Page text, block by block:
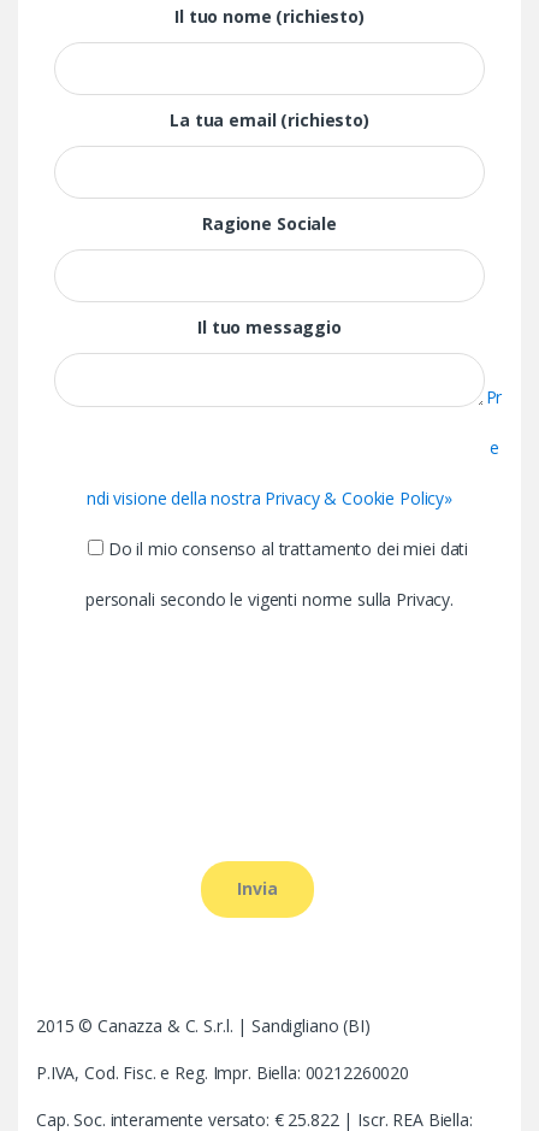
Il tuo nome (richiesto)
La tua email (richiesto)
Ragione Sociale
Il tuo messaggio
Pr
e
ndi visione della nostra Privacy & Cookie Policy»
Do il mio consenso al trattamento dei miei dati
personali secondo le vigenti norme sulla Privacy.
2015 © Canazza & C. S.r.l. | Sandigliano (BI)
P.IVA, Cod. Fisc. e Reg. Impr. Biella: 00212260020
Cap. Soc. interamente versato: € 25.822 | Iscr. REA Biella: